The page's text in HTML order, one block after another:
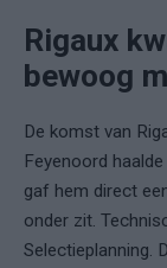
Rigaux
bewoog
De komst van
Feyenoord
gaf hem direct
onder zit.
Selectieplanning.